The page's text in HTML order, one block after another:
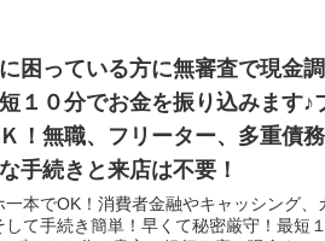
困っている方に無審査で現金
１０分でお金を振り込みます♪
！無職、フリーター、多重債
手続きと来店は不要！
一本でOK！消費者金融やキャッシング
して手続き簡単！早くて秘密厳守！最短